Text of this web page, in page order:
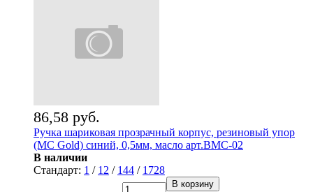
86,58 руб.
Ручка шариковая прозрачный корпус, резиновый упор
(MC Gold) синий, 0,5мм, масло арт.BMC-02
В наличии
Стандарт: 1 / 12 / 144 / 1728
В корзину